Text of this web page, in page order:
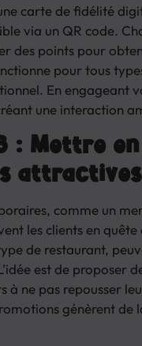
carte de fidélité
via un QR code.
des points pour
pour tous
En engageant
une interaction
: Mettre
attractives
comme un
les clients en
de restaurant,
est de proposer
à ne pas repousser
génèrent de